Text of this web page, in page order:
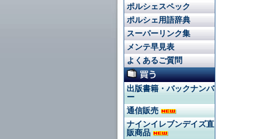
ポルシェスペック
ポルシェ用語辞典
スーパーリンク集
メンテ早見表
よくあるご質問
出版書籍・バックナンバ
ー
通信販売
ナインイレブンデイズ直
販商品